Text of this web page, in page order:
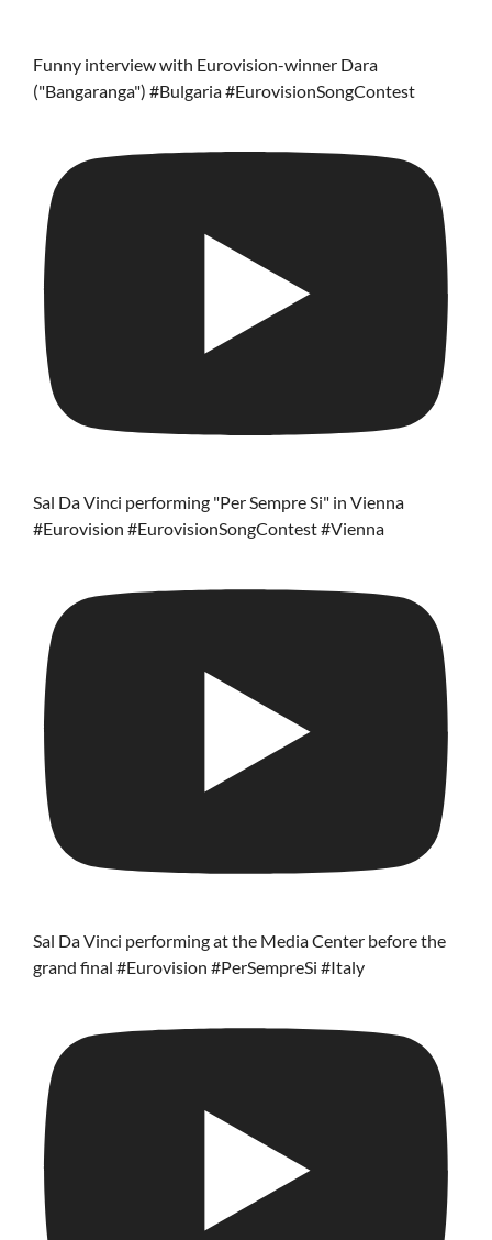
Funny interview with Eurovision-winner Dara
("Bangaranga") #Bulgaria #EurovisionSongContest
Sal Da Vinci performing "Per Sempre Si" in Vienna
#Eurovision #EurovisionSongContest #Vienna
Sal Da Vinci performing at the Media Center before the
grand final #Eurovision #PerSempreSi #Italy